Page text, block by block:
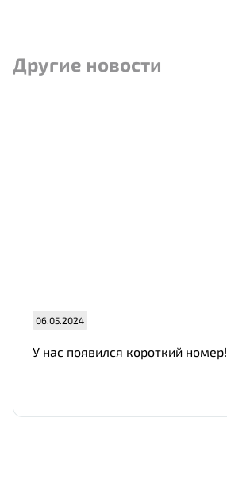
Другие новости
06.05.2024
У нас появился короткий номер!